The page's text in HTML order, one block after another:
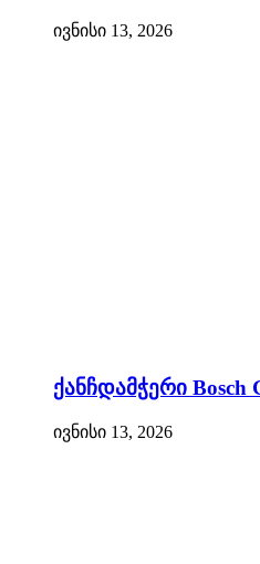
ივნისი 13, 2026
ქანჩდამჭერი Bosch
ივნისი 13, 2026